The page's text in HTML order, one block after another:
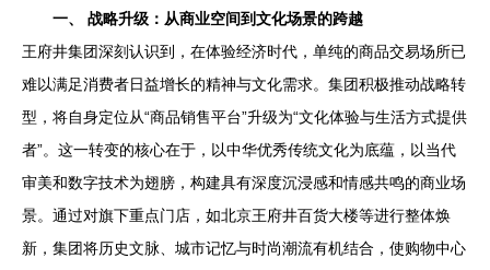
一、 战略升级：从商业空间到文化场景的跨越
王府井集团深刻认识到，在体验经济时代，单纯的商品交易场所已
难以满足消费者日益增长的精神与文化需求。集团积极推动战略转
型，将自身定位从“商品销售平台”升级为“文化体验与生活方式提供
者”。这一转变的核心在于，以中华优秀传统文化为底蕴，以当代
审美和数字技术为翅膀，构建具有深度沉浸感和情感共鸣的商业场
景。通过对旗下重点门店，如北京王府井百货大楼等进行整体焕
新，集团将历史文脉、城市记忆与时尚潮流有机结合，使购物中心